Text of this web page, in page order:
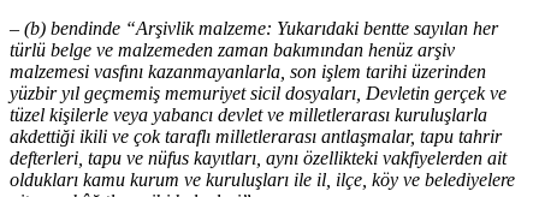
– (b) bendinde “Arşivlik malzeme: Yukarıdaki bentte sayılan her
türlü belge ve malzemeden zaman bakımından henüz arşiv
malzemesi vasfını kazanmayanlarla, son işlem tarihi üzerinden
yüzbir yıl geçmemiş memuriyet sicil dosyaları, Devletin gerçek ve
tüzel kişilerle veya yabancı devlet ve milletlerarası kuruluşlarla
akdettiği ikili ve çok taraflı milletlerarası antlaşmalar, tapu tahrir
defterleri, tapu ve nüfus kayıtları, aynı özellikteki vakfiyelerden ait
oldukları kamu kurum ve kuruluşları ile il, ilçe, köy ve belediyelere